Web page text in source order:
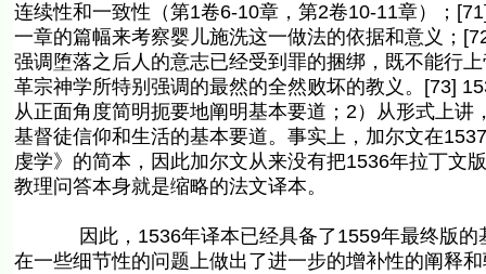
连续性和一致性（第1卷6-10章，第2卷10-11章）；
一章的篇幅来考察婴儿施洗这一做法的依据和意义；
强调堕落之后人的意志已经受到罪的捆绑，既不能行
革宗神学所特别强调的最然的全然败坏的教义。[73]
从正面角度简明扼要地阐明基本要道；2）从形式上
基督徒信仰和生活的基本要道。事实上，加尔文在
虔学》的简本，因此加尔文从来没有把1536年拉丁文
教理问答本身就是缩略的法文译本。
因此，1536年译本已经具备了1559年最终版的基
在一些细节性的问题上做出了进一步的增补性的阐释